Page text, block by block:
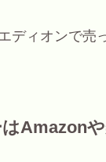
ディオンで売
Amazon